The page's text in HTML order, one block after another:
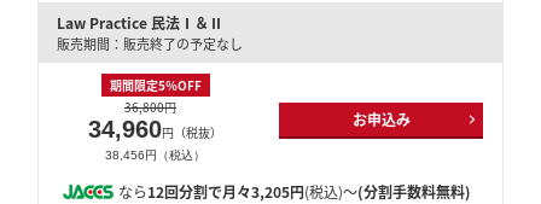
Law Practice 民法Ⅰ＆Ⅱ
販売期間：販売終了の予定なし
期間限定5％OFF
36,800円
34,960円（税抜）
38,456円（税込）
お申込み
なら12回分割で月々3,205円(税込)～(分割手数料無料)